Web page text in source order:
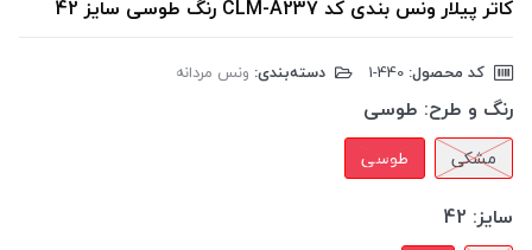
کاتر پیلار ونس بندی کد CLM-A237 رنگ طوسی سایز 42
کد محصول: دسته‌بندی: ونس مردانه
رنگ و طرح: طوسی
مشکی طوسی
سایز: 42